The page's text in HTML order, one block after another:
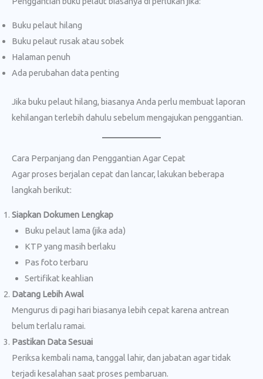
Buku pelaut hilang
Buku pelaut rusak atau sobek
Halaman penuh
Ada perubahan data penting
Jika buku pelaut hilang, biasanya Anda perlu membuat laporan
kehilangan terlebih dahulu sebelum mengajukan penggantian.
Cara Perpanjang dan Penggantian Agar Cepat
Agar proses berjalan cepat dan lancar, lakukan beberapa
langkah berikut:
Siapkan Dokumen Lengkap
Buku pelaut lama (jika ada)
KTP yang masih berlaku
Pas foto terbaru
Sertifikat keahlian
Datang Lebih Awal
Mengurus di pagi hari biasanya lebih cepat karena antrean
belum terlalu ramai.
Pastikan Data Sesuai
Periksa kembali nama, tanggal lahir, dan jabatan agar tidak
terjadi kesalahan saat proses pembaruan.